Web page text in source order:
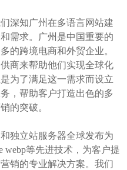
深知广州在多语言网站建
需求。广州是中国重要的
的跨境电商和外贸企业。
商来帮助他们实现全球化
为了满足这一需求而设立
，帮助客户打造出色的多
的突破。
独立站服务器全球发布为
webp等先进技术，为客户提
销的专业解决方案。我们